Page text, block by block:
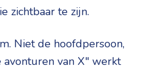
zichtbaar te zijn.
Niet de hoofdpersoon,
avonturen van X" werkt